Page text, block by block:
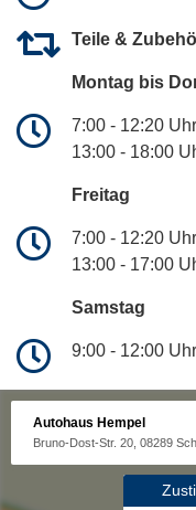
Teile &
Montag bis
7:00 - 12:20 Uhr
13:00 - 18:00
Freitag
7:00 - 12:20 Uhr
13:00 - 17:00
Samstag
9:00 - 12:00 Uhr
Autohaus Hempel
Bruno-Dost-Str. 20, 08289